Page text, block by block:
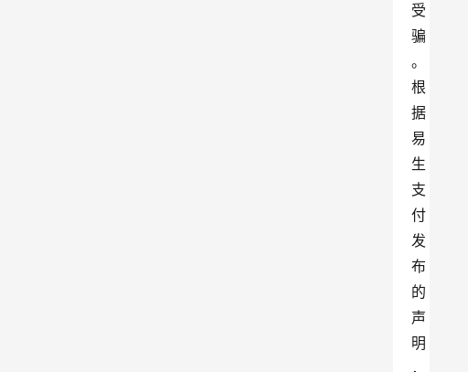
受
骗
。
根
据
易
生
支
付
发
布
的
声
明
，